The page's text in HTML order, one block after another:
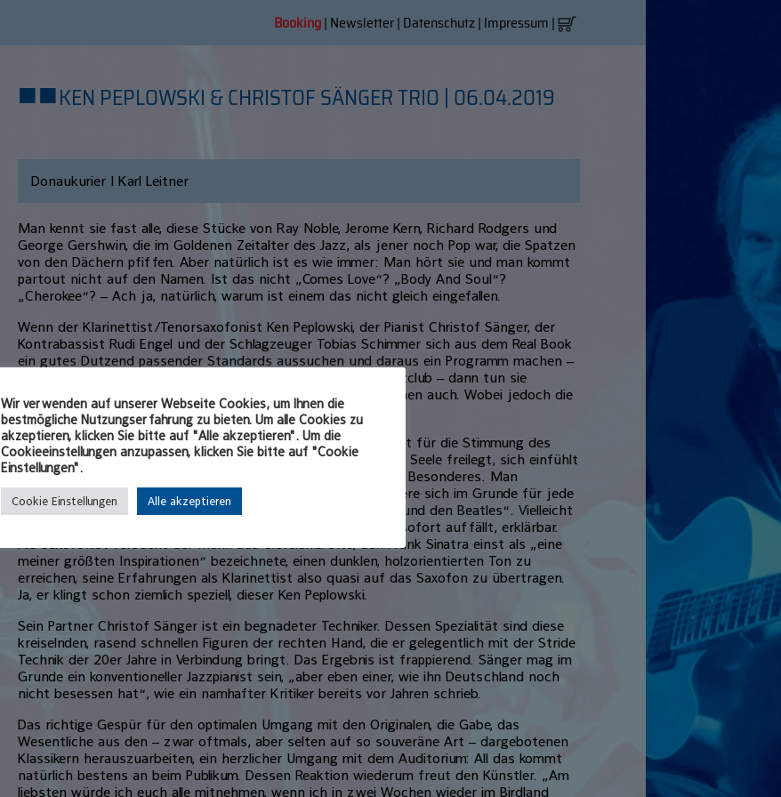
Booking| Newsletter| Datenschutz| Impressum |
■■KEN PEPLOWSKI & CHRISTOF SÄNGER TRIO | 06.04.2019
Donaukurier | Karl Leitner
Man kennt sie fast alle, diese Stücke von Ray Noble, Jerome Kern, Richard Rodgers und
George Gershwin, die im Goldenen Zeitalter des Jazz, als jener noch Pop war, die Spatzen
von den Dächern pfiffen. Aber natürlich ist es wie immer: Man hört sie und man kommt
partout nicht auf den Namen. Ist das nicht „Comes Love“? „Body And Soul“?
„Cherokee“? – Ach ja, natürlich, warum ist einem das nicht gleich eingefallen.
Wenn der Klarinettist/Tenorsaxofonist Ken Peplowski, der Pianist Christof Sänger, der
Kontrabassist Rudi Engel und der Schlagzeuger Tobias Schimmer sich aus dem Real Book
ein gutes Dutzend passender Standards aussuchen und daraus ein Programm machen –
in diesem Fall eines für das Konzert im Neuburger Birdland Jazzclub – dann tun sie
eigentlich nichts anderes als unzählige andere Kollegen vor ihnen auch. Wobei jedoch die
Betonung auf „eigentlich“ liegt.
Wie nämlich vor allem Peplowski immer den richtigen Ton findet für die Stimmung des
jeweiligen Songs, wie er mit dem Sound des Saxofons dessen Seele freilegt, sich einfühlt
in die darin beschriebene Situation, das ist schon etwas ganz Besonderes. Man
vergleicht ihn zwar oft mit Benny Goodman, aber er interessiere sich im Grunde für jede
Art von Musik, sagt er, für „alles zwischen Ornette Coleman und den Beatles“. Vielleicht
ist damit seine Offenheit, die auch beim Konzert im Birdland sofort auffällt, erklärbar.
Als Saxofonist versucht der Mann aus Cleveland/Ohio, den Frank Sinatra einst als „eine
meiner größten Inspirationen“ bezeichnete, einen dunklen, holzorientierten Ton zu
erreichen, seine Erfahrungen als Klarinettist also quasi auf das Saxofon zu übertragen.
Ja, er klingt schon ziemlich speziell, dieser Ken Peplowski.
Sein Partner Christof Sänger ist ein begnadeter Techniker. Dessen Spezialität sind diese
kreiselnden, rasend schnellen Figuren der rechten Hand, die er gelegentlich mit der Stride
Technik der 20er Jahre in Verbindung bringt. Das Ergebnis ist frappierend. Sänger mag im
Grunde ein konventioneller Jazzpianist sein, „aber eben einer, wie ihn Deutschland noch
nicht besessen hat“, wie ein namhafter Kritiker bereits vor Jahren schrieb.
Das richtige Gespür für den optimalen Umgang mit den Originalen, die Gabe, das
Wesentliche aus den – zwar oftmals, aber selten auf so souveräne Art – dargebotenen
Klassikern herauszuarbeiten, ein herzlicher Umgang mit dem Auditorium: All das kommt
natürlich bestens an beim Publikum. Dessen Reaktion wiederum freut den Künstler. „Am
liebsten würde ich euch alle mitnehmen, wenn ich in zwei Wochen wieder im Birdland
Wir verwenden auf unserer Webseite Cookies, um Ihnen die
bestmögliche Nutzungserfahrung zu bieten. Um alle Cookies zu
akzeptieren, klicken Sie bitte auf "Alle akzeptieren". Um die
Cookieeinstellungen anzupassen, klicken Sie bitte auf "Cookie
Einstellungen".
Cookie Einstellungen Alle akzeptieren